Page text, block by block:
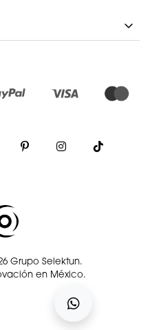
Grupo Selektun.
en México.